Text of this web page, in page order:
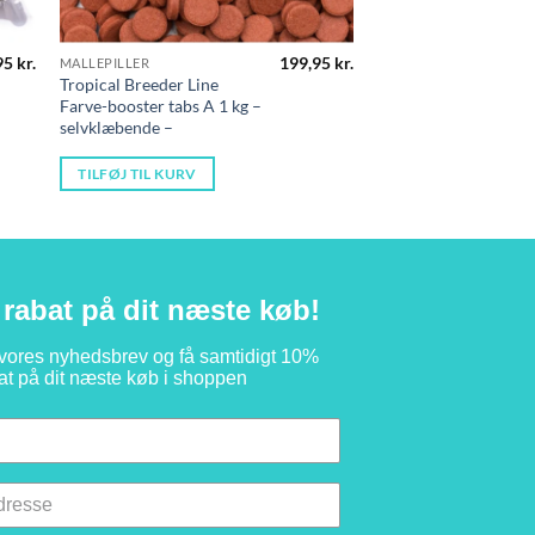
kr. MALLEPILLER
Tropical Breeder Line
Farve-booster tabs A 1 kg –
selvklæbende –
199,95 kr.
TILFØJ TIL KURV
rabat på dit næste køb!
nyhedsbrev og få samtidigt 10%
på dit næste køb i shoppen